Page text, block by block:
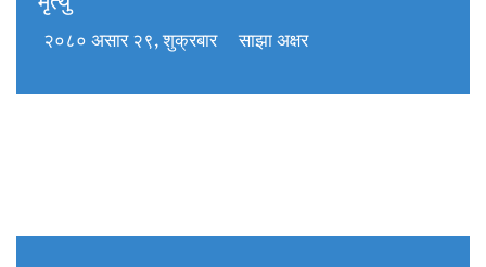
२०८० असार २९, शुक्रबार साझा अक्षर